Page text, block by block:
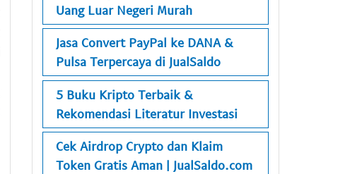
Uang Luar Negeri Murah
Jasa Convert PayPal ke DANA &
Pulsa Terpercaya di JualSaldo
5 Buku Kripto Terbaik &
Rekomendasi Literatur Investasi
Cek Airdrop Crypto dan Klaim
Token Gratis Aman | JualSaldo.com